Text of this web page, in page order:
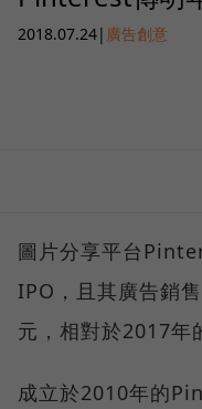
2018.07.24| 廣告創意
圖片分享平台
IPO，且其廣告銷
元，相對於2017年
成立於2010年的